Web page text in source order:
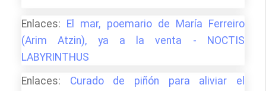
Enlaces: El mar, poemario de María Ferreiro
(Arim Atzin), ya a la venta - NOCTIS
LABYRINTHUS
Enlaces: Curado de piñón para aliviar el